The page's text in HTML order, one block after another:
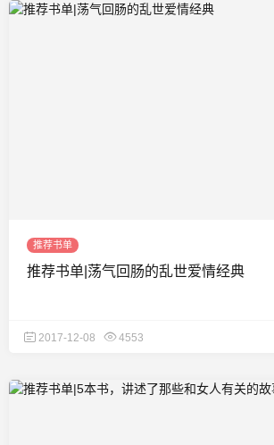
推荐书单
推荐书单|荡气回肠的乱世爱情经典
2017-12-08 4553